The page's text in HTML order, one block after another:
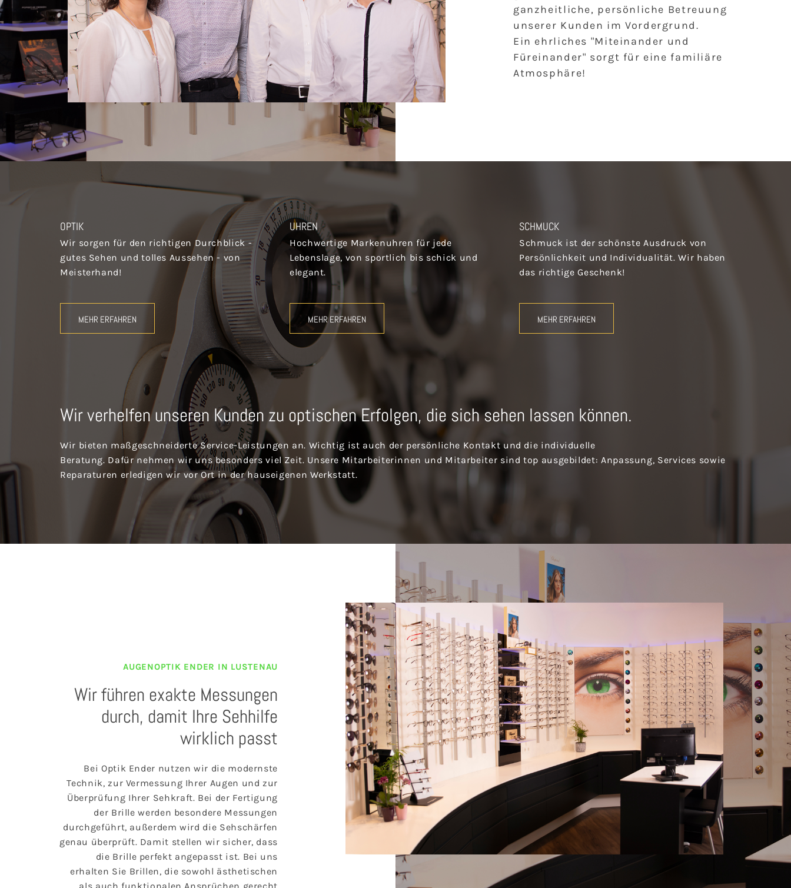
ganzheitliche, persönliche Betreuung
unserer Kunden im Vordergrund.
Ein ehrliches "Miteinander und
Füreinander" sorgt für eine familiäre
Atmosphäre!
OPTIK
Wir sorgen für den richtigen Durchblick -
gutes Sehen und tolles Aussehen - von
Meisterhand!
MEHR ERFAHREN
UHREN
Hochwertige Markenuhren für jede
Lebenslage, von sportlich bis schick und
elegant.
MEHR ERFAHREN
SCHMUCK
Schmuck ist der schönste Ausdruck von
Persönlichkeit und Individualität. Wir haben
das richtige Geschenk!
MEHR ERFAHREN
Wir verhelfen unseren Kunden zu optischen Erfolgen, die sich sehen lassen können.
Wir bieten maßgeschneiderte Service-Leistungen an. Wichtig ist auch der persönliche Kontakt und die individuelle
Beratung. Dafür nehmen wir uns besonders viel Zeit. Unsere Mitarbeiterinnen und Mitarbeiter sind top ausgebildet: Anpassung, Services sowie
Reparaturen erledigen wir vor Ort in der hauseigenen Werkstatt.
AUGENOPTIK ENDER IN LUSTENAU
Wir führen exakte Messungen
durch, damit Ihre Sehhilfe
wirklich passt
Bei Optik Ender nutzen wir die modernste
Technik, zur Vermessung Ihrer Augen und zur
Überprüfung Ihrer Sehkraft. Bei der Fertigung
der Brille werden besondere Messungen
durchgeführt, außerdem wird die Sehschärfen
genau überprüft. Damit stellen wir sicher, dass
die Brille perfekt angepasst ist. Bei uns
erhalten Sie Brillen, die sowohl ästhetischen